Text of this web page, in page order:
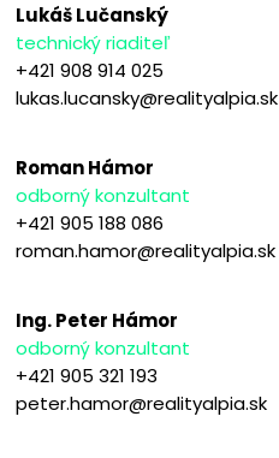
Lukáš Lučanský
technický riaditeľ
+421 908 914 025
lukas.lucansky@realityalpia.sk
Roman Hámor
odborný konzultant
+421 905 188 086
roman.hamor@realityalpia.sk
Ing. Peter Hámor
odborný konzultant
+421 905 321 193
peter.hamor@realityalpia.sk